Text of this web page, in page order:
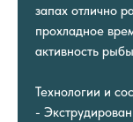
запах отлично
прохладное
активность
Технологии и
-